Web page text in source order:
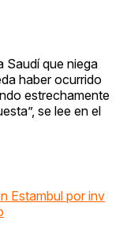
Saudí que niega
haber ocurrido
estrechamente
se lee en el
Estambul por inv